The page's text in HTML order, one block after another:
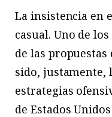
La insistencia en
casual. Uno de
de las propuestas
sido, justamente,
estrategias
de Estados